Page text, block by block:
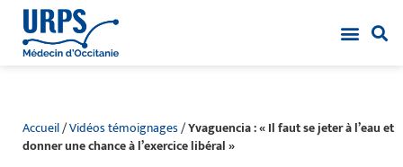
Accueil/Vidéos témoignages/Yvaguencia : « Il faut se jeter à l’eau et
donner une chance à l’exercice libéral »